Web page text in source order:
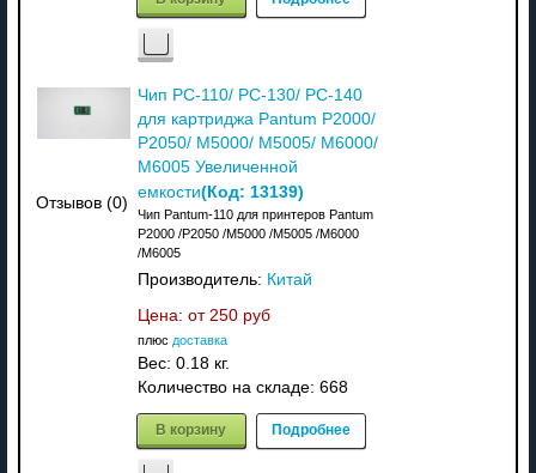
Отзывов (0)
Чип PC-110/ PC-130/ PC-140
для картриджа Pantum P2000/
P2050/ M5000/ M5005/ M6000/
M6005 Увеличенной
емкости(Код: 13139)
Чип Pantum-110 для принтеров Pantum
P2000 /P2050 /M5000 /M5005 /M6000
/M6005
Производитель: Китай
Цена: от 250 руб
плюс доставка
Вес: 0.18 кг.
Количество на складе: 668
В корзину Подробнее